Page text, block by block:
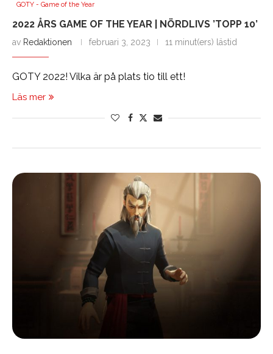
GOTY - Game of the Year
2022 ÅRS GAME OF THE YEAR | NÖRDLIVS ’TOPP 10’
av Redaktionen februari 3, 2023 11 minut(ers) lästid
GOTY 2022! Vilka är på plats tio till ett!
Läs mer